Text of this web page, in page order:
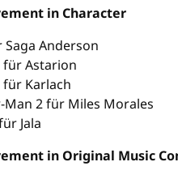
in Character
Saga Anderson
für Astarion
Karlach
Man 2 für Miles Morales
Jala
in Original Music